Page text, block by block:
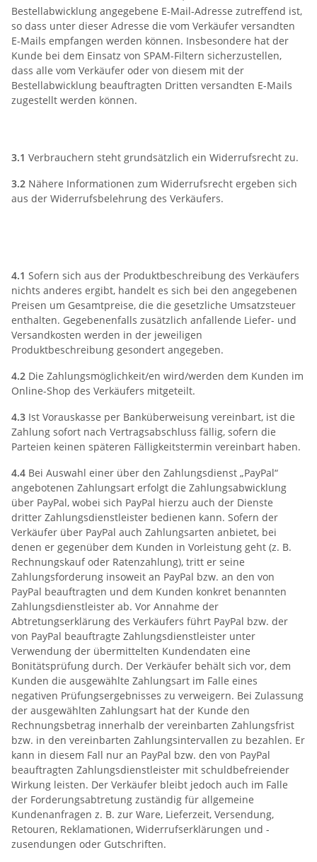
Bestellabwicklung angegebene E-Mail-Adresse zutreffend ist,
so dass unter dieser Adresse die vom Verkäufer versandten
E-Mails empfangen werden können. Insbesondere hat der
Kunde bei dem Einsatz von SPAM-Filtern sicherzustellen,
dass alle vom Verkäufer oder von diesem mit der
Bestellabwicklung beauftragten Dritten versandten E-Mails
zugestellt werden können.
3.1 Verbrauchern steht grundsätzlich ein Widerrufsrecht zu.
3.2 Nähere Informationen zum Widerrufsrecht ergeben sich
aus der Widerrufsbelehrung des Verkäufers.
4.1 Sofern sich aus der Produktbeschreibung des Verkäufers
nichts anderes ergibt, handelt es sich bei den angegebenen
Preisen um Gesamtpreise, die die gesetzliche Umsatzsteuer
enthalten. Gegebenenfalls zusätzlich anfallende Liefer- und
Versandkosten werden in der jeweiligen
Produktbeschreibung gesondert angegeben.
4.2 Die Zahlungsmöglichkeit/en wird/werden dem Kunden im
Online-Shop des Verkäufers mitgeteilt.
4.3 Ist Vorauskasse per Banküberweisung vereinbart, ist die
Zahlung sofort nach Vertragsabschluss fällig, sofern die
Parteien keinen späteren Fälligkeitstermin vereinbart haben.
4.4 Bei Auswahl einer über den Zahlungsdienst „PayPal“
angebotenen Zahlungsart erfolgt die Zahlungsabwicklung
über PayPal, wobei sich PayPal hierzu auch der Dienste
dritter Zahlungsdienstleister bedienen kann. Sofern der
Verkäufer über PayPal auch Zahlungsarten anbietet, bei
denen er gegenüber dem Kunden in Vorleistung geht (z. B.
Rechnungskauf oder Ratenzahlung), tritt er seine
Zahlungsforderung insoweit an PayPal bzw. an den von
PayPal beauftragten und dem Kunden konkret benannten
Zahlungsdienstleister ab. Vor Annahme der
Abtretungserklärung des Verkäufers führt PayPal bzw. der
von PayPal beauftragte Zahlungsdienstleister unter
Verwendung der übermittelten Kundendaten eine
Bonitätsprüfung durch. Der Verkäufer behält sich vor, dem
Kunden die ausgewählte Zahlungsart im Falle eines
negativen Prüfungsergebnisses zu verweigern. Bei Zulassung
der ausgewählten Zahlungsart hat der Kunde den
Rechnungsbetrag innerhalb der vereinbarten Zahlungsfrist
bzw. in den vereinbarten Zahlungsintervallen zu bezahlen. Er
kann in diesem Fall nur an PayPal bzw. den von PayPal
beauftragten Zahlungsdienstleister mit schuldbefreiender
Wirkung leisten. Der Verkäufer bleibt jedoch auch im Falle
der Forderungsabtretung zuständig für allgemeine
Kundenanfragen z. B. zur Ware, Lieferzeit, Versendung,
Retouren, Reklamationen, Widerrufserklärungen und -
zusendungen oder Gutschriften.